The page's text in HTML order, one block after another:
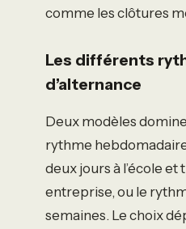
comme les clôtures
Les différents
d’alternance
Deux modèles
rythme
deux jours à l’école et
entreprise, ou le
semaines. Le choix